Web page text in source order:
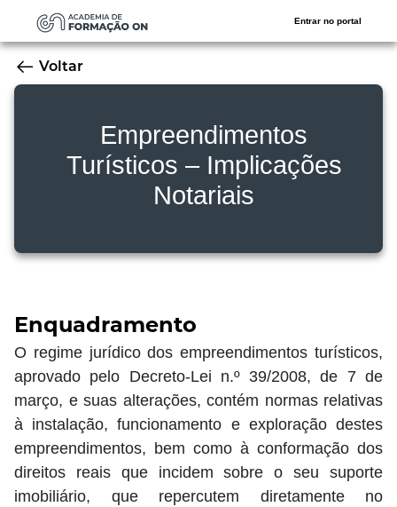
Entrar no portal
Voltar
Empreendimentos
Turísticos – Implicações
Notariais
Enquadramento
O regime jurídico dos empreendimentos turísticos,
aprovado pelo Decreto-Lei n.º 39/2008, de 7 de
março, e suas alterações, contém normas relativas
à instalação, funcionamento e exploração destes
empreendimentos, bem como à conformação dos
direitos reais que incidem sobre o seu suporte
imobiliário, que repercutem diretamente no